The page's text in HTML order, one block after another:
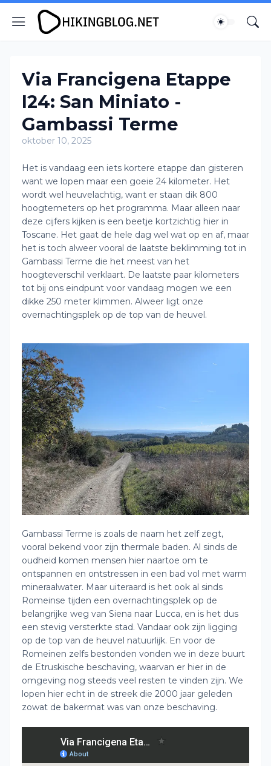
Via Francigena Etappe
I24: San Miniato -
Gambassi Terme
oktober 10, 2025
Het is vandaag een iets kortere etappe dan gisteren
want we lopen maar een goeie 24 kilometer. Het
wordt wel heuvelachtig, want er staan dik 800
hoogtemeters op het programma. Maar alleen naar
deze cijfers kijken is een beetje kortzichtig hier in
Toscane. Het gaat de hele dag wel wat op en af, maar
het is toch alweer vooral de laatste beklimming tot in
Gambassi Terme die het meest van het
hoogteverschil verklaart. De laatste paar kilometers
tot bij ons eindpunt voor vandaag mogen we een
dikke 250 meter klimmen. Alweer ligt onze
overnachtingsplek op de top van de heuvel.
Gambassi Terme is zoals de naam het zelf zegt,
vooral bekend voor zijn thermale baden. Al sinds de
oudheid komen mensen hier naartoe om te
ontspannen en ontstressen in een bad vol met warm
mineraalwater. Maar uiteraard is het ook al sinds
Romeinse tijden een overnachtingsplek op de
belangrijke weg van Siena naar Lucca, en is het dus
een stevig versterkte stad. Vandaar ook zijn ligging
op de top van de heuvel natuurlijk. En voor de
Romeinen zelfs bestonden vonden we in deze buurt
de Etruskische beschaving, waarvan er hier in de
omgeving nog steeds veel resten te vinden zijn. We
lopen hier echt in de streek die 2000 jaar geleden
zowat de bakermat was van onze beschaving.